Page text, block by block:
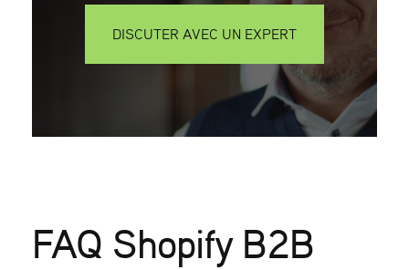
DISCUTER AVEC UN EXPERT
FAQ Shopify B2B